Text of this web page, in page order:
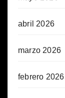
abril 2026
marzo 2026
febrero 2026